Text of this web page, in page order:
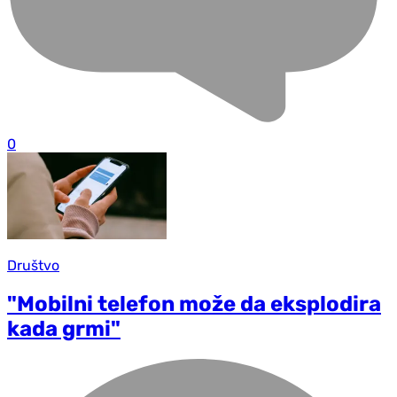
0
Društvo
"Mobilni telefon može da eksplodira
kada grmi"